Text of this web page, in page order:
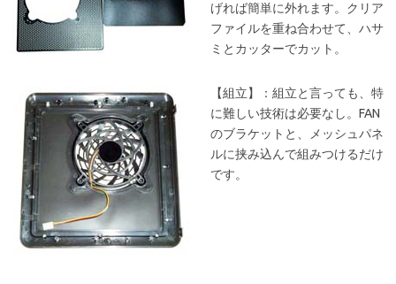
げれば簡単に外れます。クリア
ファイルを重ね合わせて、ハサ
ミとカッターでカット。
【組立】：組立と言っても、特
に難しい技術は必要なし。FAN
のブラケットと、メッシュパネ
ルに挟み込んで組みつけるだけ
です。